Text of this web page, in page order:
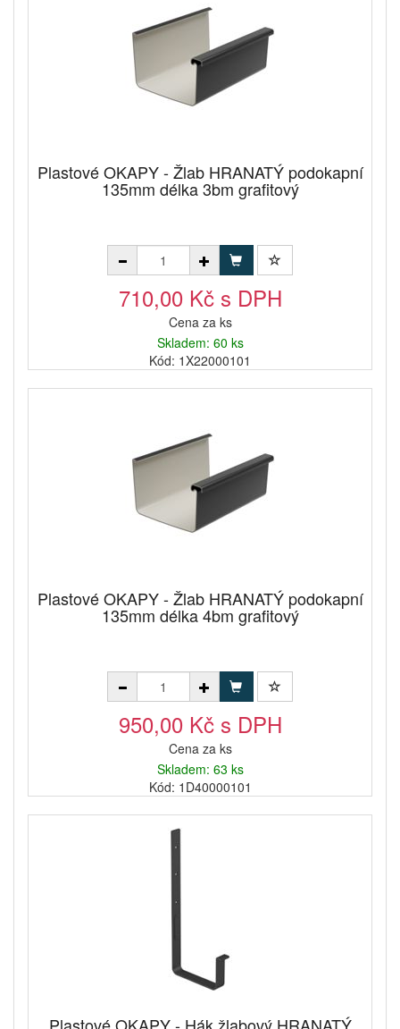
Plastové OKAPY - Žlab HRANATÝ podokapní
135mm délka 3bm grafitový
710,00 Kč s DPH
Cena za ks
Skladem: 60 ks
Kód: 1X22000101
Plastové OKAPY - Žlab HRANATÝ podokapní
135mm délka 4bm grafitový
950,00 Kč s DPH
Cena za ks
Skladem: 63 ks
Kód: 1D40000101